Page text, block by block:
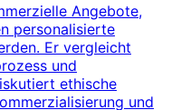
Angebote,
personalisierte
Er vergleicht
und
ethische
und